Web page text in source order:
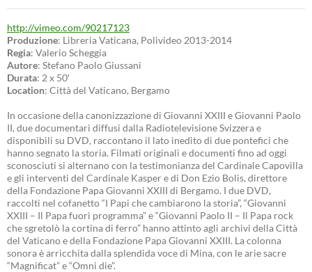
http://vimeo.com/90217123
Produzione: Libreria Vaticana, Polivideo 2013-2014
Regia: Valerio Scheggia
Autore: Stefano Paolo Giussani
Durata: 2 x 50′
Location: Città del Vaticano, Bergamo
In occasione della canonizzazione di Giovanni XXIII e Giovanni Paolo
II, due documentari diffusi dalla Radiotelevisione Svizzera e
disponibili su DVD, raccontano il lato inedito di due pontefici che
hanno segnato la storia. Filmati originali e documenti fino ad oggi
sconosciuti si alternano con la testimonianza del Cardinale Capovilla
e gli interventi del Cardinale Kasper e di Don Ezio Bolis, direttore
della Fondazione Papa Giovanni XXIII di Bergamo. I due DVD,
raccolti nel cofanetto “I Papi che cambiarono la storia”, “Giovanni
XXIII – Il Papa fuori programma” e “Giovanni Paolo II – Il Papa rock
che sgretolò la cortina di ferro” hanno attinto agli archivi della Città
del Vaticano e della Fondazione Papa Giovanni XXIII. La colonna
sonora è arricchita dalla splendida voce di Mina, con le arie sacre
“Magnificat” e “Omni die”.